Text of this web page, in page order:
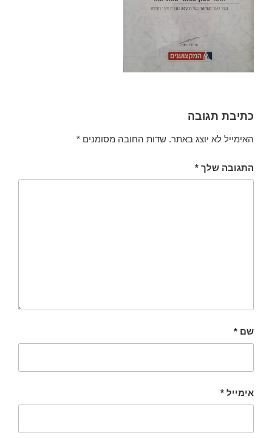
כתיבת תגובה
האימייל לא יוצג באתר. שדות החובה מסומנים *
התגובה שלך *
שם *
אימייל *